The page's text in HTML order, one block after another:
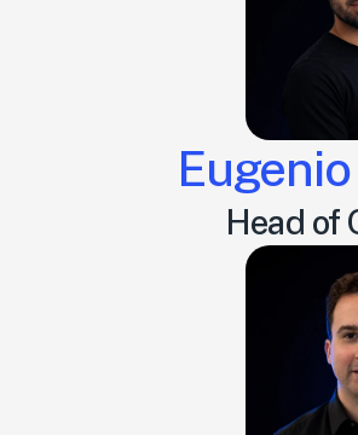
Head of